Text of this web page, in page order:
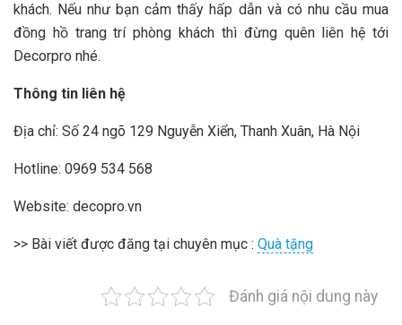
khách. Nếu như bạn cảm thấy hấp dẫn và có nhu cầu mua
đồng hồ trang trí phòng khách thì đừng quên liên hệ tới
Decorpro nhé.
Thông tin liên hệ
Địa chỉ: Số 24 ngõ 129 Nguyễn Xiển, Thanh Xuân, Hà Nội
Hotline: 0969 534 568
Website: decopro.vn
>> Bài viết được đăng tại chuyên mục : Quà tặng
Đánh giá nội dung này